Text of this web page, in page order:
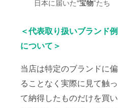
日本に届いた"宝物”たち
＜代表取り扱いブランド例
について＞
当店は特定のブランドに偏
ることなく実際に見て触っ
て納得したものだけを買い